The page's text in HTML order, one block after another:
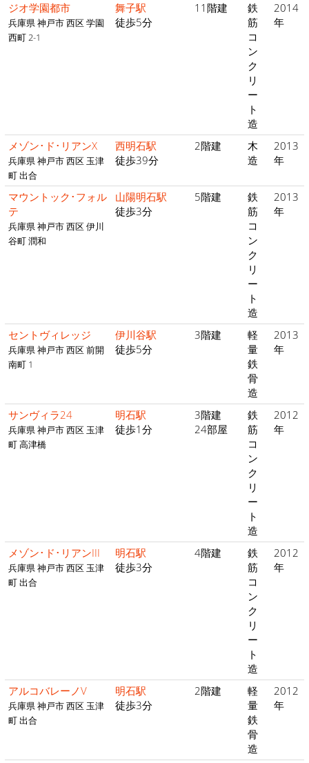
ジオ学園都市
兵庫県 神戸市 西区 学園
西町 2-1
舞子駅
徒歩5分
11階建
鉄
筋
コ
ン
ク
リ
ー
ト
造
2014
年
メゾン･ド･リアンX
兵庫県 神戸市 西区 玉津
町 出合
西明石駅
徒歩39分
2階建
木
造
2013
年
マウントック･フォル
テ
兵庫県 神戸市 西区 伊川
谷町 潤和
山陽明石駅
徒歩3分
5階建
鉄
筋
コ
ン
ク
リ
ー
ト
造
2013
年
セントヴィレッジ
兵庫県 神戸市 西区 前開
南町 1
伊川谷駅
徒歩5分
3階建
軽
量
鉄
骨
造
2013
年
サンヴィラ24
兵庫県 神戸市 西区 玉津
町 高津橋
明石駅
徒歩1分
3階建
24部屋
鉄
筋
コ
ン
ク
リ
ー
ト
造
2012
年
メゾン･ド･リアンIII
兵庫県 神戸市 西区 玉津
町 出合
明石駅
徒歩3分
4階建
鉄
筋
コ
ン
ク
リ
ー
ト
造
2012
年
アルコバレーノV
兵庫県 神戸市 西区 玉津
町 出合
明石駅
徒歩3分
2階建
軽
量
鉄
骨
造
2012
年